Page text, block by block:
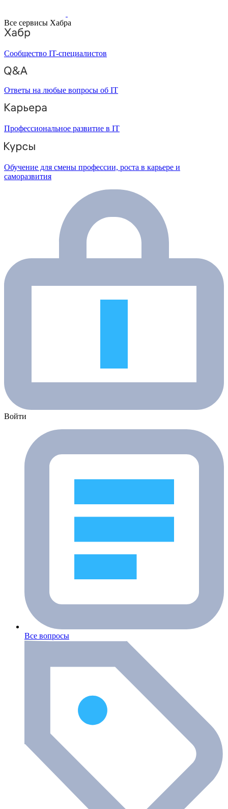
Все сервисы Хабра
Сообщество IT-специалистов
Ответы на любые вопросы об IT
Профессиональное развитие в IT
Обучение для смены профессии, роста в карьере и
саморазвития
Войти
Все вопросы